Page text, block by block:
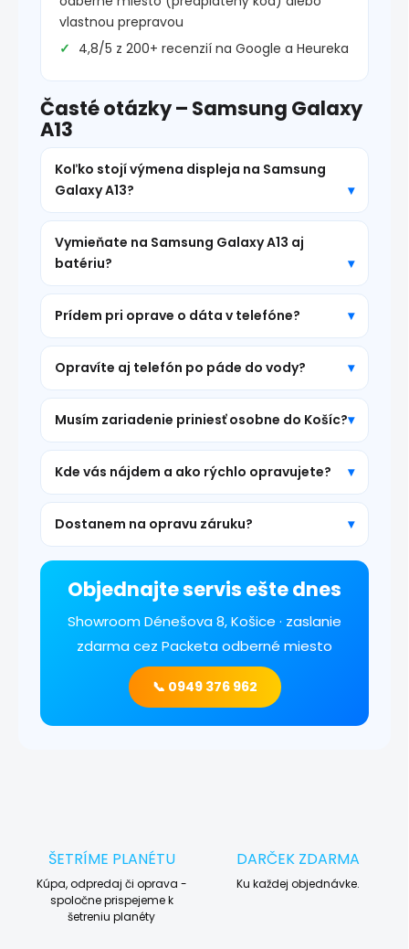
vlastnou prepravou
4,8/5 z 200+ recenzií na Google a Heureka
Časté otázky – Samsung Galaxy
A13
Koľko stojí výmena displeja na Samsung
Galaxy A13?
Vymieňate na Samsung Galaxy A13 aj
batériu?
Prídem pri oprave o dáta v telefóne?
Opravíte aj telefón po páde do vody?
Musím zariadenie priniesť osobne do Košíc?
Kde vás nájdem a ako rýchlo opravujete?
Dostanem na opravu záruku?
Objednajte servis ešte dnes
Showroom Dénešova 8, Košice · zaslanie
zdarma cez Packeta odberné miesto
📞 0949 376 962
ŠETRÍME PLANÉTU
Kúpa, odpredaj či oprava -
spoločne prispejeme k
šetreniu planéty
DARČEK ZDARMA
Ku každej objednávke.